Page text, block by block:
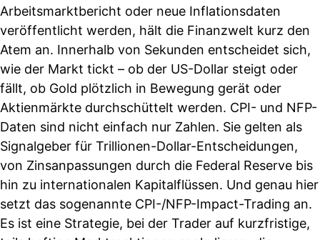
Arbeitsmarktbericht oder neue Inflationsdaten
veröffentlicht werden, hält die Finanzwelt kurz den
Atem an. Innerhalb von Sekunden entscheidet sich,
wie der Markt tickt – ob der US-Dollar steigt oder
fällt, ob Gold plötzlich in Bewegung gerät oder
Aktienmärkte durchschüttelt werden. CPI- und NFP-
Daten sind nicht einfach nur Zahlen. Sie gelten als
Signalgeber für Trillionen-Dollar-Entscheidungen,
von Zinsanpassungen durch die Federal Reserve bis
hin zu internationalen Kapitalflüssen. Und genau hier
setzt das sogenannte CPI-/NFP-Impact-Trading an.
Es ist eine Strategie, bei der Trader auf kurzfristige,